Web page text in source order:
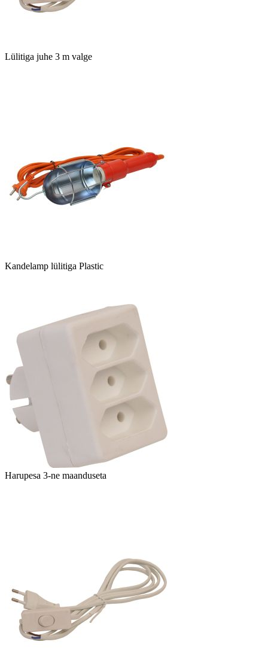
Lülitiga juhe 3 m valge
Kandelamp lülitiga Plastic
Harupesa 3-ne maanduseta